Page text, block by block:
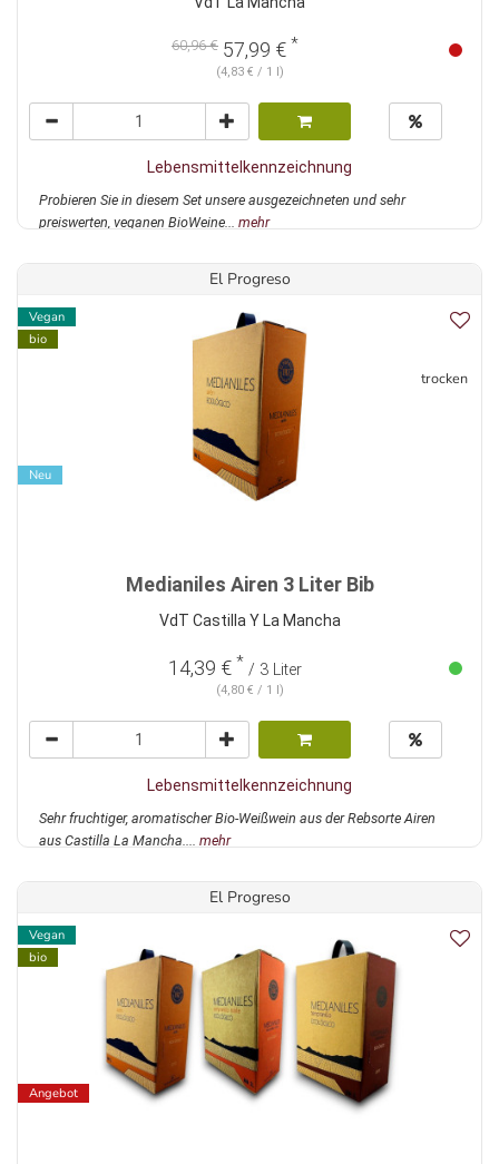
60,96 € 57,99 € *
(4,83 € / 1 l)
Lebensmittelkennzeichnung
Probieren Sie in diesem Set unsere ausgezeichneten und sehr
preiswerten, veganen BioWeine... mehr
El Progreso
Vegan
bio
Neu
trocken
Medianiles Airen 3 Liter Bib
VdT Castilla Y La Mancha
14,39 € * / 3 Liter
(4,80 € / 1 l)
Lebensmittelkennzeichnung
Sehr fruchtiger, aromatischer Bio-Weißwein aus der Rebsorte Airen
aus Castilla La Mancha.... mehr
El Progreso
Vegan
bio
Angebot